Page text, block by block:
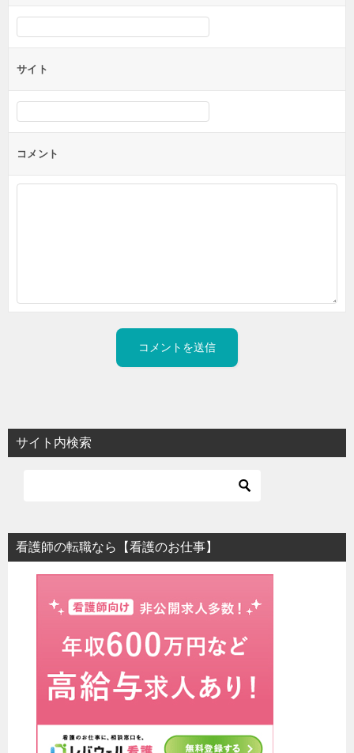
サイト
コメント
サイト内検索
看護師の転職なら【看護のお仕事】